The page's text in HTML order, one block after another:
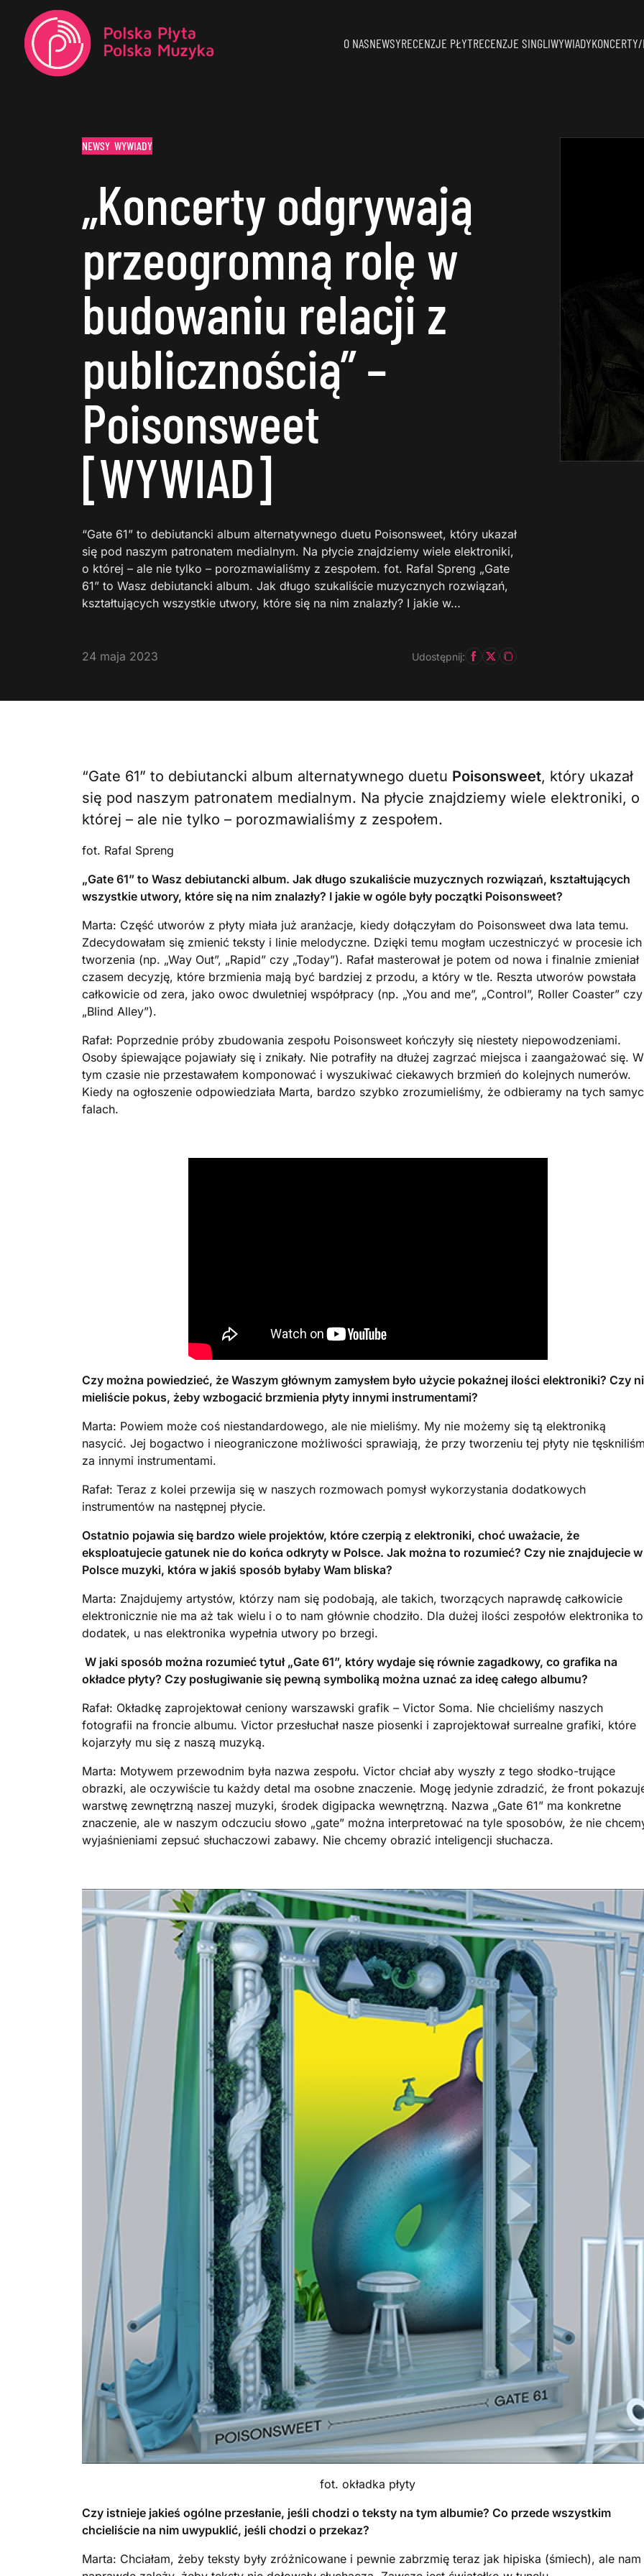
O NASNEWSYRECENZJE PŁYTRECENZJE SINGLIWYWIADY
NEWSY WYWIADY
„Koncerty odgrywają
przeogromną rolę w
budowaniu relacji z
publicznością” –
Poisonsweet
[WYWIAD]
“Gate 61” to debiutancki album alternatywnego duetu Poisonsweet, który ukazał
się pod naszym patronatem medialnym. Na płycie znajdziemy wiele elektroniki,
o której – ale nie tylko – porozmawialiśmy z zespołem. fot. Rafal Spreng „Gate
61” to Wasz debiutancki album. Jak długo szukaliście muzycznych rozwiązań,
kształtujących wszystkie utwory, które się na nim znalazły? I jakie w…
24 maja 2023 Udostępnij:
“Gate 61” to debiutancki album alternatywnego duetu Poisonsweet, który ukazał
się pod naszym patronatem medialnym. Na płycie znajdziemy wiele elektroniki, o
której – ale nie tylko – porozmawialiśmy z zespołem.
fot. Rafal Spreng
„Gate 61” to Wasz debiutancki album. Jak długo szukaliście muzycznych rozwiązań, kształtujących
wszystkie utwory, które się na nim znalazły? I jakie w ogóle były początki Poisonsweet?
Marta: Część utworów z płyty miała już aranżacje, kiedy dołączyłam do Poisonsweet dwa lata temu.
Zdecydowałam się zmienić teksty i linie melodyczne. Dzięki temu mogłam uczestniczyć w procesie ich
tworzenia (np. „Way Out”, „Rapid” czy „Today”). Rafał masterował je potem od nowa i finalnie zmieniał
czasem decyzję, które brzmienia mają być bardziej z przodu, a który w tle. Reszta utworów powstała
całkowicie od zera, jako owoc dwuletniej współpracy (np. „You and me”, „Control”, Roller Coaster” czy
„Blind Alley”).
Rafał: Poprzednie próby zbudowania zespołu Poisonsweet kończyły się niestety niepowodzeniami.
Osoby śpiewające pojawiały się i znikały. Nie potrafiły na dłużej zagrzać miejsca i zaangażować się. W
tym czasie nie przestawałem komponować i wyszukiwać ciekawych brzmień do kolejnych numerów.
Kiedy na ogłoszenie odpowiedziała Marta, bardzo szybko zrozumieliśmy, że odbieramy na tych
falach.
Czy można powiedzieć, że Waszym głównym zamysłem było użycie pokaźnej ilości elektroniki? Czy
mieliście pokus, żeby wzbogacić brzmienia płyty innymi instrumentami?
Marta: Powiem może coś niestandardowego, ale nie mieliśmy. My nie możemy się tą elektroniką
nasycić. Jej bogactwo i nieograniczone możliwości sprawiają, że przy tworzeniu tej płyty nie
za innymi instrumentami.
Rafał: Teraz z kolei przewija się w naszych rozmowach pomysł wykorzystania dodatkowych
instrumentów na następnej płycie.
Ostatnio pojawia się bardzo wiele projektów, które czerpią z elektroniki, choć uważacie, że
eksploatujecie gatunek nie do końca odkryty w Polsce. Jak można to rozumieć? Czy nie znajdujecie w
Polsce muzyki, która w jakiś sposób byłaby Wam bliska?
Marta: Znajdujemy artystów, którzy nam się podobają, ale takich, tworzących naprawdę całkowicie
elektronicznie nie ma aż tak wielu i o to nam głównie chodziło. Dla dużej ilości zespołów elektronika to
dodatek, u nas elektronika wypełnia utwory po brzegi.
W jaki sposób można rozumieć tytuł „Gate 61”, który wydaje się równie zagadkowy, co grafika na
okładce płyty? Czy posługiwanie się pewną symboliką można uznać za ideę całego albumu?
Rafał: Okładkę zaprojektował ceniony warszawski grafik – Victor Soma. Nie chcieliśmy naszych
fotografii na froncie albumu. Victor przesłuchał nasze piosenki i zaprojektował surrealne grafiki, które
kojarzyły mu się z naszą muzyką.
Marta: Motywem przewodnim była nazwa zespołu. Victor chciał aby wyszły z tego słodko-trujące
obrazki, ale oczywiście tu każdy detal ma osobne znaczenie. Mogę jedynie zdradzić, że front
warstwę zewnętrzną naszej muzyki, środek digipacka wewnętrzną. Nazwa „Gate 61” ma konkretne
znaczenie, ale w naszym odczuciu słowo „gate” można interpretować na tyle sposobów, że nie
wyjaśnieniami zepsuć słuchaczowi zabawy. Nie chcemy obrazić inteligencji słuchacza.
fot. okładka płyty
Czy istnieje jakieś ogólne przesłanie, jeśli chodzi o teksty na tym albumie? Co przede wszystkim
chcieliście na nim uwypuklić, jeśli chodzi o przekaz?
Marta: Chciałam, żeby teksty były zróżnicowane i pewnie zabrzmię teraz jak hipiska (śmiech), ale nam